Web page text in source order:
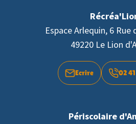
Espace Arlequin, 6 Rue
49220 Le Lion
Ecrire 02
Périscolaire